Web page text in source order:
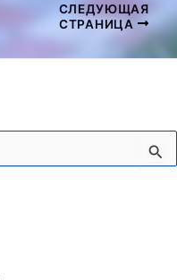
СЛЕДУЮЩАЯ
СТРАНИЦА